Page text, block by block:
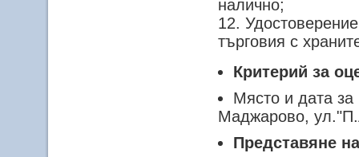
налично;
търговия с
Критерий за
Място и дата
Маджарово,
Представяне